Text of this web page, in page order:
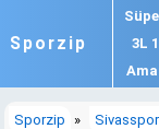
Sporzip
3L
Sporzip »